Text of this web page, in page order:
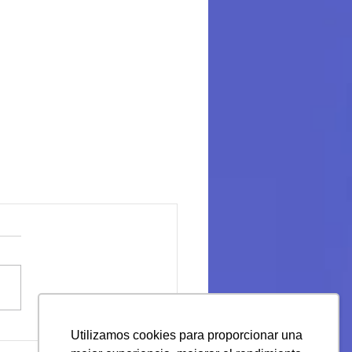
Utilizamos cookies para proporcionar una